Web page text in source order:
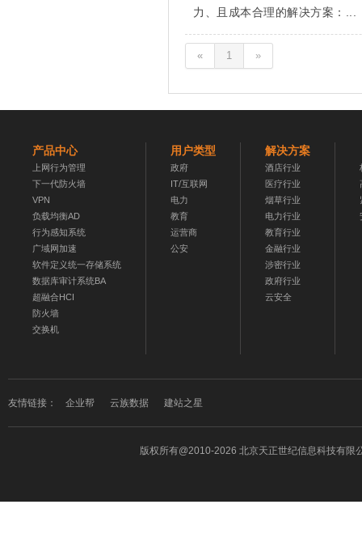
力、且成本合理的解决方案：...
« 1 »
产品中心
上网行为管理
下一代防火墙
VPN
负载均衡AD
行为感知系统
广域网加速
软件定义统一存储系统
数据库审计系统BA
超融合HCI
防火墙
交换机
用户类型
政府
IT/互联网
电力
教育
运营商
公安
解决方案
酒店行业
医疗行业
烟草行业
电力行业
教育行业
金融行业
涉密行业
政府行业
云安全
友情链接： 企业帮 云族数据 建站之星
版权所有@2010-2026 北京天正世纪信息科技有限